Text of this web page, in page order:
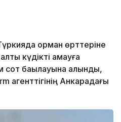
орман өрттеріне
күдікті қамауға
сот бақылауына алынды,
агенттігінің Анкарадағы